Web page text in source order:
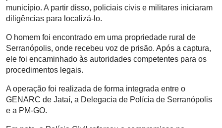
município. A partir disso, policiais civis e militares iniciaram
diligências para localizá-lo.
O homem foi encontrado em uma propriedade rural de
Serranópolis, onde recebeu voz de prisão. Após a captura,
ele foi encaminhado às autoridades competentes para os
procedimentos legais.
A operação foi realizada de forma integrada entre o
GENARC de Jataí, a Delegacia de Polícia de Serranópolis
e a PM-GO.